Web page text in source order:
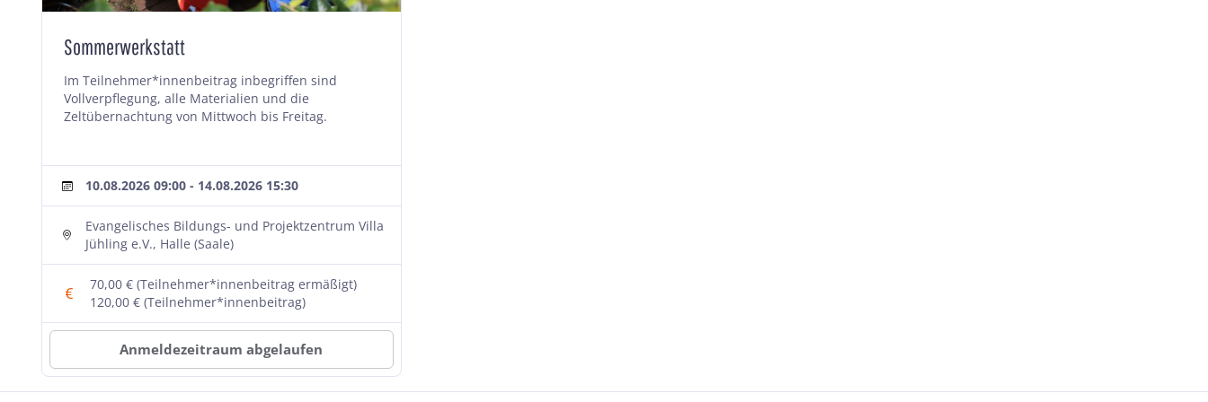
Sommerwerkstatt
Im Teilnehmer*innenbeitrag inbegriffen sind
Vollverpflegung, alle Materialien und die
Zeltübernachtung von Mittwoch bis Freitag.
10.08.2026 09:00 - 14.08.2026 15:30
Evangelisches Bildungs- und Projektzentrum Villa
Jühling e.V., Halle (Saale)
70,00 € (Teilnehmer*innenbeitrag ermäßigt)
120,00 € (Teilnehmer*innenbeitrag)
Anmeldezeitraum abgelaufen